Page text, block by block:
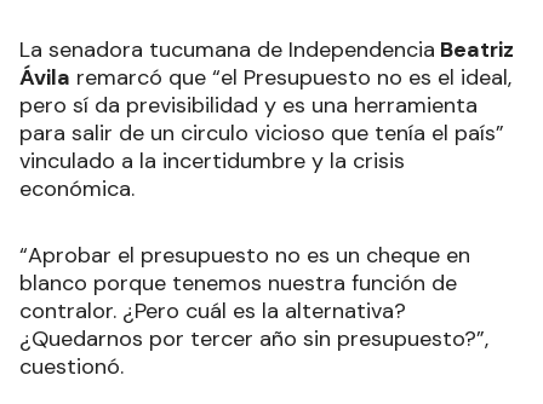
La senadora tucumana de Independencia Beatriz
Ávila remarcó que “el Presupuesto no es el ideal,
pero sí da previsibilidad y es una herramienta
para salir de un circulo vicioso que tenía el país”
vinculado a la incertidumbre y la crisis
económica.
“Aprobar el presupuesto no es un cheque en
blanco porque tenemos nuestra función de
contralor. ¿Pero cuál es la alternativa?
¿Quedarnos por tercer año sin presupuesto?”,
cuestionó.